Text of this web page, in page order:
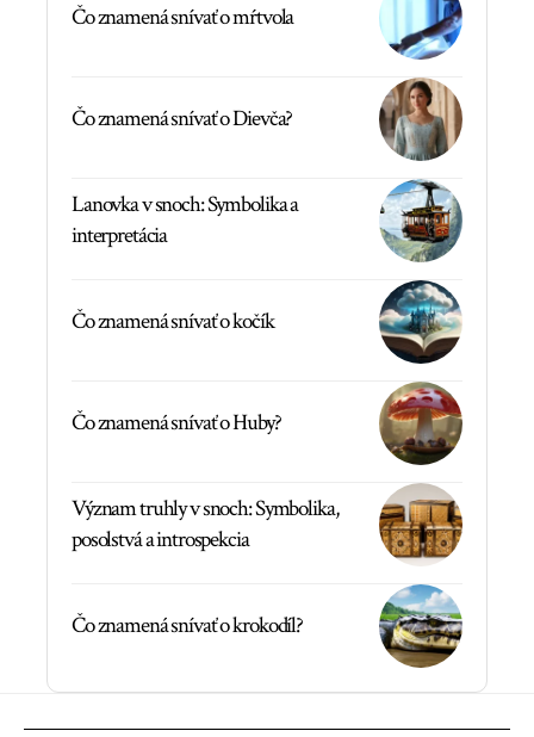
Čo znamená snívať o mŕtvola
Čo znamená snívať o Dievča?
Lanovka v snoch: Symbolika a
interpretácia
Čo znamená snívať o kočík
Čo znamená snívať o Huby?
Význam truhly v snoch: Symbolika,
posolstvá a introspekcia
Čo znamená snívať o krokodíl?